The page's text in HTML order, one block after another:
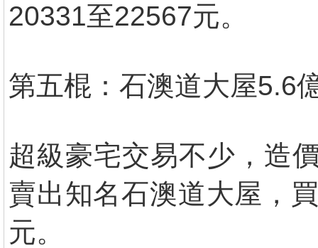
20331至22567元。
第五棍：石澳道大屋5.6
超級豪宅交易不少，造
賣出知名石澳道大屋，
元。